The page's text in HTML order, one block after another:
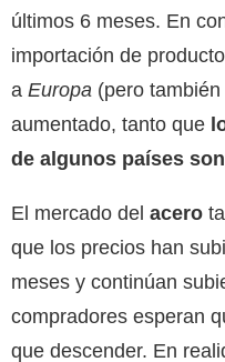
últimos 6 meses. En
importación de
a Europa (pero también
aumentado, tanto que
de algunos países
El mercado del acero
que los precios han
meses y continúan
compradores esperan
que descender. En